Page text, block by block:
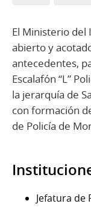
El Ministerio del
abierto y
antecedentes,
Escalafón “L”
la jerarquía de
con formación
de Policía de
Jefatura de